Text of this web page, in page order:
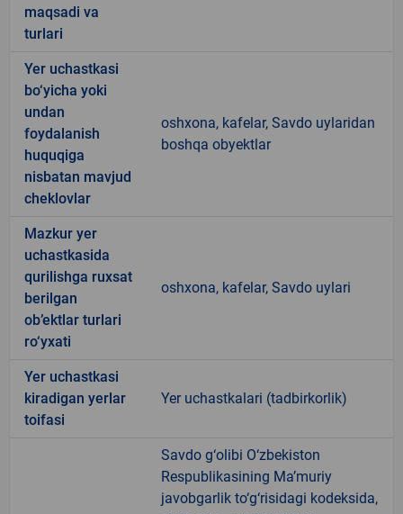
maqsadi va
turlari
Yer uchastkasi
bo‘yicha yoki
undan
foydalanish
huquqiga
nisbatan mavjud
cheklovlar
oshxona, kafelar, Savdo uylaridan
boshqa obyektlar
Mazkur yer
uchastkasida
qurilishga ruxsat
berilgan
ob’ektlar turlari
ro‘yxati
oshxona, kafelar, Savdo uylari
Yer uchastkasi
kiradigan yerlar
toifasi
Yer uchastkalari (tadbirkorlik)
Savdo g‘olibi O‘zbekiston
Respublikasining Ma’muriy
javobgarlik to‘g‘risidagi kodeksida,